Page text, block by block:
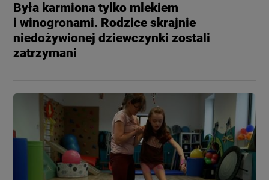
Była karmiona tylko mlekiem
i winogronami. Rodzice skrajnie
niedożywionej dziewczynki zostali
zatrzymani